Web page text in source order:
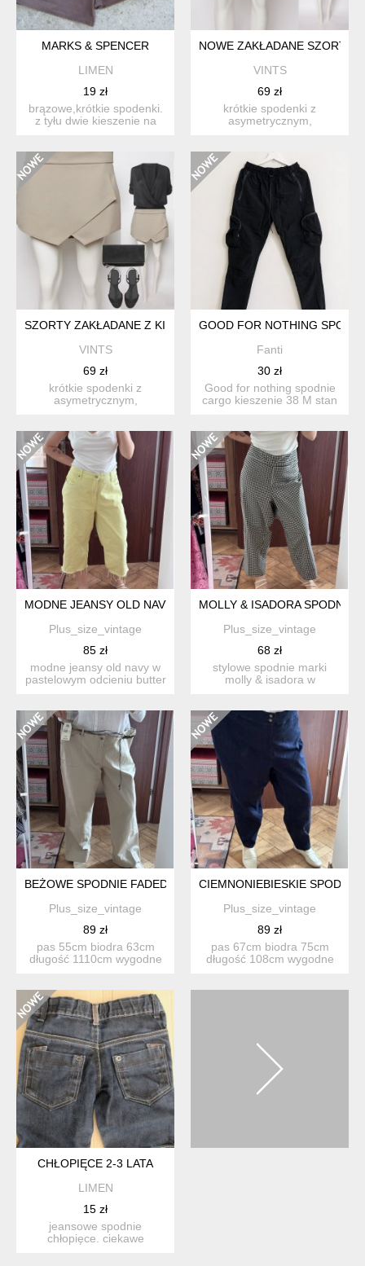
MARKS & SPENCER
LIMEN
19 zł
brązowe,krótkie spodenki.
z tyłu dwie kieszenie na
NOWE ZAKŁADANE SZORTY
VINTS
69 zł
krótkie spodenki z
asymetrycznym,
SZORTY ZAKŁADANE Z KIESZENIAMI R 40/L P3A
VINTS
69 zł
krótkie spodenki z
asymetrycznym,
GOOD FOR NOTHING
Fanti
30 zł
Good for nothing spodnie
cargo kieszenie 38 M stan
MODNE JEANSY OLD NAVY WIDE LEG ŻÓŁTE | WYSOKI STAN
Plus_size_vintage
85 zł
modne jeansy old navy w
pastelowym odcieniu butter
MOLLY & ISADORA SPODNIE
Plus_size_vintage
68 zł
stylowe spodnie marki
molly & isadora w
BEŻOWE SPODNIE FADED GLORY STRETCH 24W PLUS SIZE
Plus_size_vintage
89 zł
pas 55cm biodra 63cm
długość 1110cm wygodne
CIEMNONIEBIESKIE
Plus_size_vintage
89 zł
pas 67cm biodra 75cm
długość 108cm wygodne
CHŁOPIĘCE 2-3 LATA
LIMEN
15 zł
jeansowe spodnie
chłopięce. ciekawe